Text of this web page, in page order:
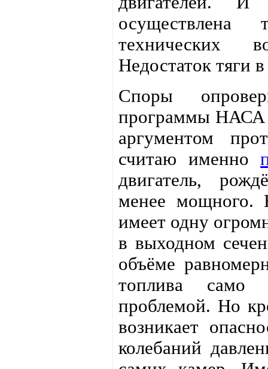
осуществлена
технических
Недостаток тяги
Споры
программы НАСА
аргументом
считаю именно
двигатель,
менее мощного.
имеет одну
в выходном
объёме
топлива само
проблемой. Но
возникает
колебаний